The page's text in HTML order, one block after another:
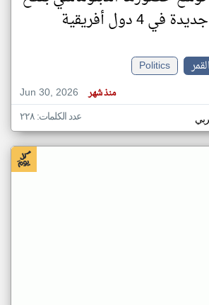
4 دول أفريقية
Politics
Jun 30, 2026
منذ شهر
عدد الكلمات: ٢٢٨